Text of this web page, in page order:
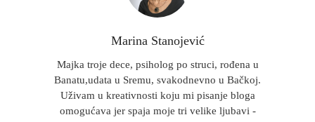
Marina Stanojević
Majka troje dece, psiholog po struci, rođena u
Banatu,udata u Sremu, svakodnevno u Bačkoj.
Uživam u kreativnosti koju mi pisanje bloga
omogućava jer spaja moje tri velike ljubavi -